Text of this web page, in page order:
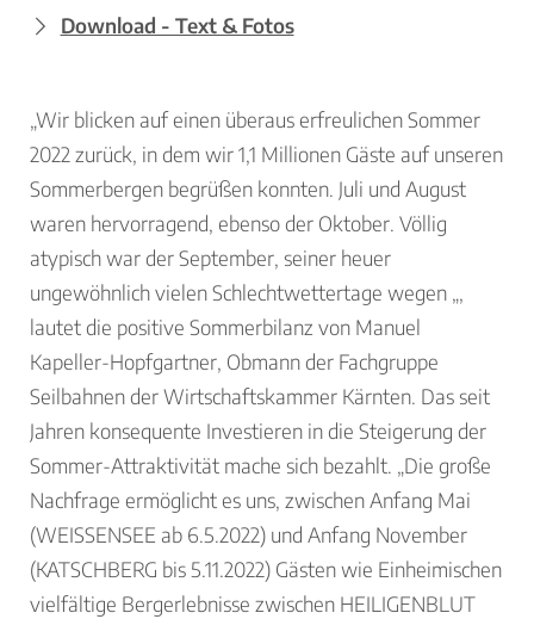
Download - Text & Fotos
„Wir blicken auf einen überaus erfreulichen Sommer
2022 zurück, in dem wir 1,1 Millionen Gäste auf unseren
Sommerbergen begrüßen konnten. Juli und August
waren hervorragend, ebenso der Oktober. Völlig
atypisch war der September, seiner heuer
ungewöhnlich vielen Schlechtwettertage wegen „,
lautet die positive Sommerbilanz von Manuel
Kapeller-Hopfgartner, Obmann der Fachgruppe
Seilbahnen der Wirtschaftskammer Kärnten. Das seit
Jahren konsequente Investieren in die Steigerung der
Sommer-Attraktivität mache sich bezahlt. „Die große
Nachfrage ermöglicht es uns, zwischen Anfang Mai
(WEISSENSEE ab 6.5.2022) und Anfang November
(KATSCHBERG bis 5.11.2022) Gästen wie Einheimischen
vielfältige Bergerlebnisse zwischen HEILIGENBLUT